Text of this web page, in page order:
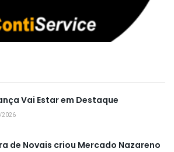
Vai Estar em Destaque
2026
de Novais criou Mercado Nazareno